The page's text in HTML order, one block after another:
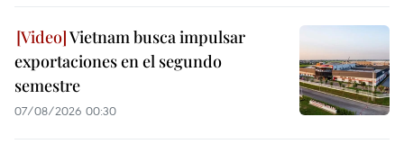
Vietnam busca impulsar
exportaciones en el segundo
semestre
07/08/2026 00:30